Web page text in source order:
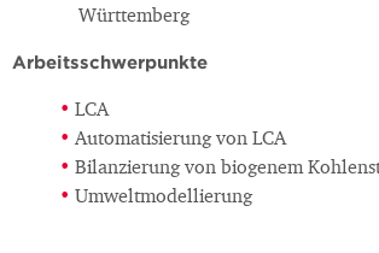
Württemberg
Arbeitsschwerpunkte
LCA
Automatisierung von LCA
Bilanzierung von biogenem
Umweltmodellierung